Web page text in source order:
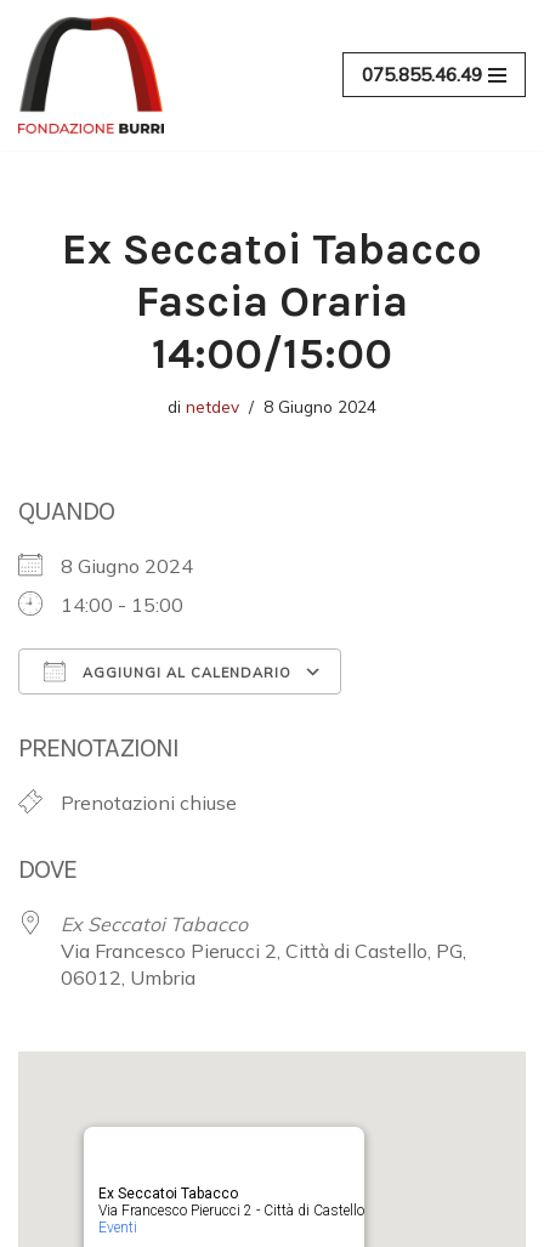
Vai
al
contenuto
075.855.46.49
Ex Seccatoi Tabacco
Fascia Oraria
14:00/15:00
di netdev 8 Giugno 2024
QUANDO
8 Giugno 2024
14:00 - 15:00
AGGIUNGI AL CALENDARIO
PRENOTAZIONI
Prenotazioni chiuse
DOVE
Ex Seccatoi Tabacco
Via Francesco Pierucci 2, Città di Castello, PG,
06012, Umbria
Ex Seccatoi Tabacco
Via Francesco Pierucci 2 - Città di Castello
Eventi